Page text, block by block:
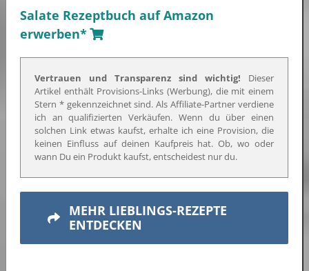
Salate Rezeptbuch auf Amazon
erwerben*
Vertrauen und Transparenz sind wichtig! Dieser
Artikel enthält Provisions-Links (Werbung), die mit einem
Stern * gekennzeichnet sind. Als Affiliate-Partner verdiene
ich an qualifizierten Verkäufen. Wenn du über einen
solchen Link etwas kaufst, erhalte ich eine Provision, die
keinen Einfluss auf deinen Kaufpreis hat. Ob, wo oder
wann Du ein Produkt kaufst, entscheidest nur du.
MEHR LIEBLINGS-REZEPTE
ENTDECKEN